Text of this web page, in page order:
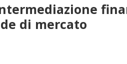
di mercato